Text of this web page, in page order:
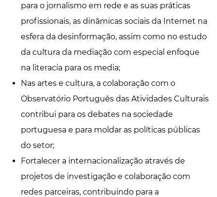
para o jornalismo em rede e as suas práticas
profissionais, as dinâmicas sociais da Internet na
esfera da desinformação, assim como no estudo
da cultura da mediação com especial enfoque
na literacia para os media;
Nas artes e cultura, a colaboração com o
Observatório Português das Atividades Culturais
contribui para os debates na sociedade
portuguesa e para moldar as políticas públicas
do setor;
Fortalecer a internacionalização através de
projetos de investigação e colaboração com
redes parceiras, contribuindo para a